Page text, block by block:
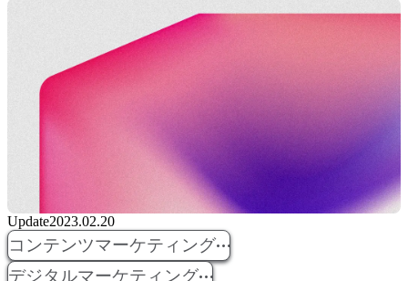
Update2023.02.20
コンテンツマーケティング
デジタルマーケティング